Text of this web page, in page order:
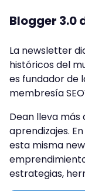
Blogger 3.0
La newsletter
históricos del
es fundador de
membresía
Dean lleva
aprendizajes.
esta misma
estrategias,